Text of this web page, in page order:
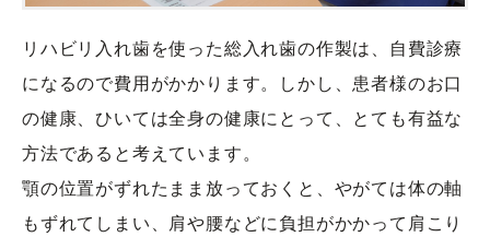
リハビリ入れ歯を使った総入れ歯の作製は、自費診療
になるので費用がかかります。しかし、患者様のお口
の健康、ひいては全身の健康にとって、とても有益な
方法であると考えています。
顎の位置がずれたまま放っておくと、やがては体の軸
もずれてしまい、肩や腰などに負担がかかって肩こり